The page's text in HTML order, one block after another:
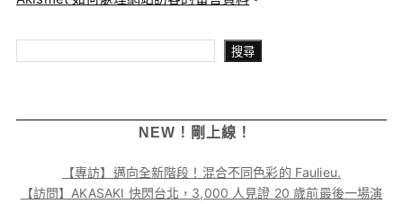
搜尋
NEW！剛上線！
【專訪】邁向全新階段！混合不同色彩的 Faulieu.
【訪問】AKASAKI 快閃台北，3,000 人見證 20 歲前最後一場演